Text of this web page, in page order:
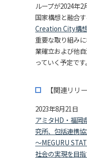
ループが2024年
国家構想と融合
Creation City構想
重要な取り組み
業確立および他
っていく予定です。
【関連リリー
2023年8月21日
アミタHD・福岡
究所、包括連携
～MEGURU
社会の実現を目